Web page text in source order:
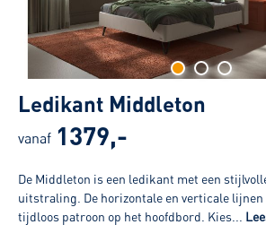
Ledikant Middleton
vanaf 1379,-
De Middleton is een ledikant met een
uitstraling. De horizontale en verticale lijnen
tijdloos patroon op het hoofdbord. Kies...